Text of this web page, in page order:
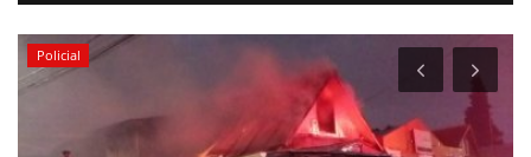
Policial